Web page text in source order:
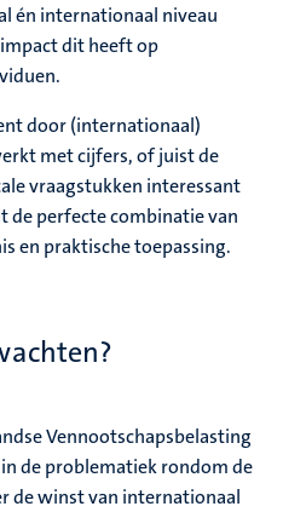
én internationaal niveau
dit heeft op
door (internationaal)
met cijfers, of juist de
vraagstukken interessant
de perfecte combinatie van
en praktische toepassing.
Vennootschapsbelasting
de problematiek rondom de
de winst van internationaal